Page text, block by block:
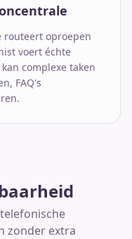
routeert oproepen
voert échte
complexe taken
FAQ's
zonder extra